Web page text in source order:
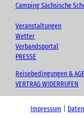
Camping Sächsische
Veranstaltungen
Wetter
Verbandsportal
PRESSE
Reisebedingungen &
VERTRAG WIDERRUFEN
Impressum